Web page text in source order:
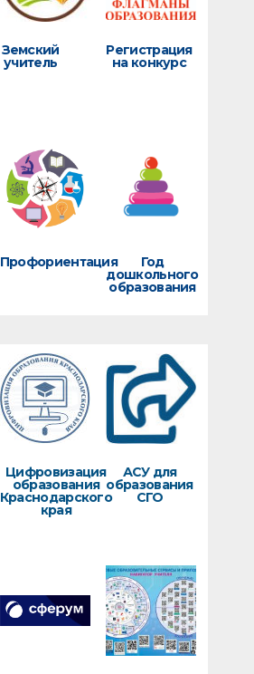
Земский
учитель
Регистрация
на конкурс
Профориентация Год
дошкольного
образования
Цифровизация
образования
Краснодарского
края
АСУ для
образования
СГО